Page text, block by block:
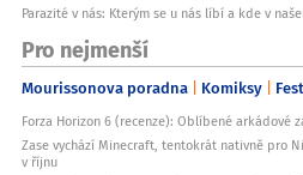
Parazité v nás: Kterým se u nás líbí a kde v
Pro nejmenší
Mourissonova poradna Komiksy
Forza Horizon 6 (recenze): Oblíbené arkádové
Zase vychází Minecraft, tentokrát nativně pro
v říjnu